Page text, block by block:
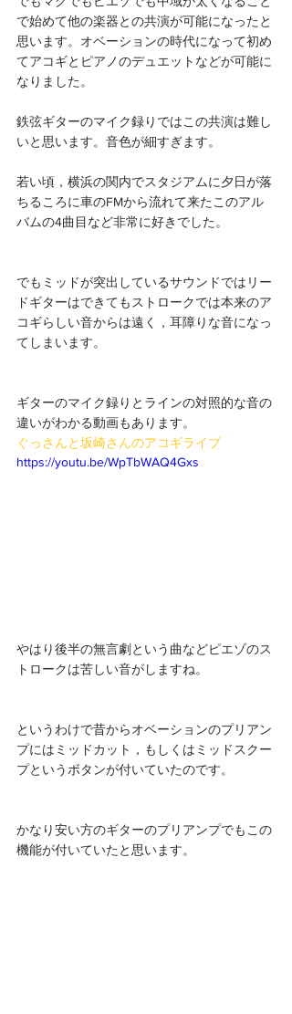
で始めて他の楽器との共演が可能になったと
思います。オベーションの時代になって初め
てアコギとピアノのデュエットなどが可能に
なりました。
鉄弦ギターのマイク録りではこの共演は難し
いと思います。音色が細すぎます。
若い頃，横浜の関内でスタジアムに夕日が落
ちるころに車のFMから流れて来たこのアル
バムの4曲目など非常に好きでした。
でもミッドが突出しているサウンドではリー
ドギターはできてもストロークでは本来のア
コギらしい音からは遠く，耳障りな音になっ
てしまいます。
ギターのマイク録りとラインの対照的な音の
違いがわかる動画もあります。
ぐっさんと坂崎さんのアコギライブ
https://youtu.be/WpTbWAQ4Gxs
やはり後半の無言劇という曲などピエゾのス
トロークは苦しい音がしますね。
というわけで昔からオベーションのプリアン
プにはミッドカット，もしくはミッドスクー
プというボタンが付いていたのです。
かなり安い方のギターのプリアンプでもこの
機能が付いていたと思います。